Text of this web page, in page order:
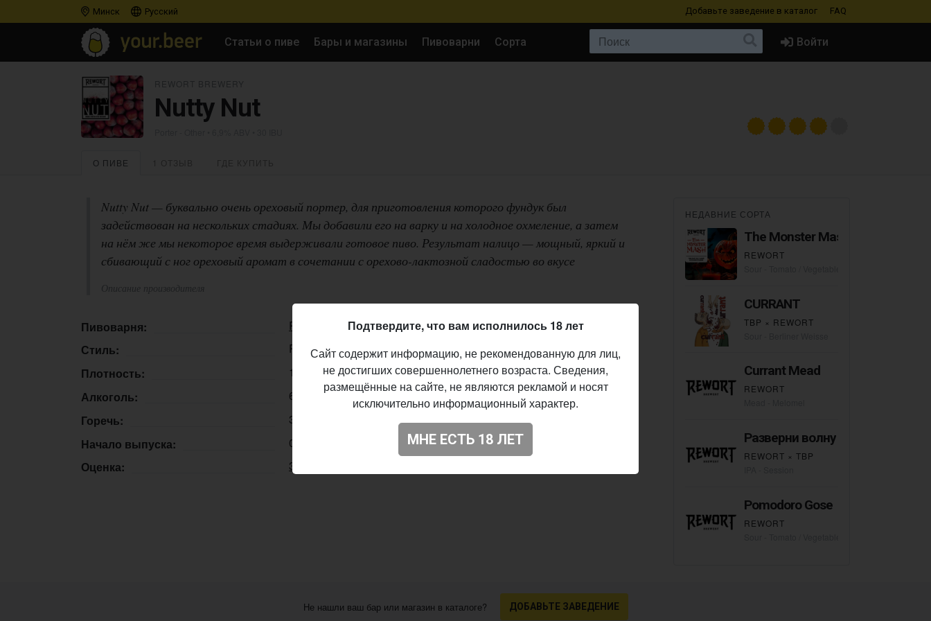
Минск Русский Добавьте заведение в каталог FAQ
Статьи о пиве Бары и магазины Пивоварни Сорта Войти
Nutty Nut
О ПИВЕ
Nutty Nut — буквально очень ореховый портер, для приготовления которого фундук был
задействован на нескольких стадиях. Мы добавили его на варку и на холодное охмеление, а затем
на нём же мы некоторое время выдерживали готовое пиво. Результат налицо — мощный, яркий и
сбивающий с ног ореховый аромат в сочетании с орехово-лактозной сладостью во вкусе
Описание производителя
Пивоварня:
Rewort Brewery
Стиль:
Porter - Other
Плотность:
19,8%
Алкоголь:
6,9%
Горечь:
30 IBU
Начало выпуска:
07.12.2018
Оценка:
3.994
НЕДАВНИЕ СОРТА
The Monster Mash
REWORT
CURRANT
TBP × REWORT
Currant Mead
REWORT
Разверни волну
REWORT × TBP
Pomodoro Gose
REWORT
Не нашли ваш бар или магазин в каталоге? ДОБАВЬТЕ ЗАВЕДЕНИЕ
Подтвердите, что вам исполнилось 18 лет
Сайт содержит информацию, не рекомендованную для лиц,
не достигших совершеннолетнего возраста. Сведения,
размещённые на сайте, не являются рекламой и носят
исключительно информационный характер.
МНЕ ЕСТЬ 18 ЛЕТ